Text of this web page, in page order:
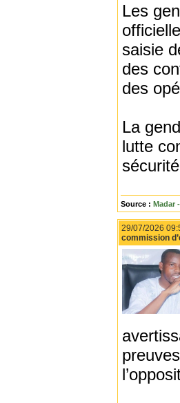
Les
saisie
des
des
La
lutte
Source : Madar
29/07/2026
commission